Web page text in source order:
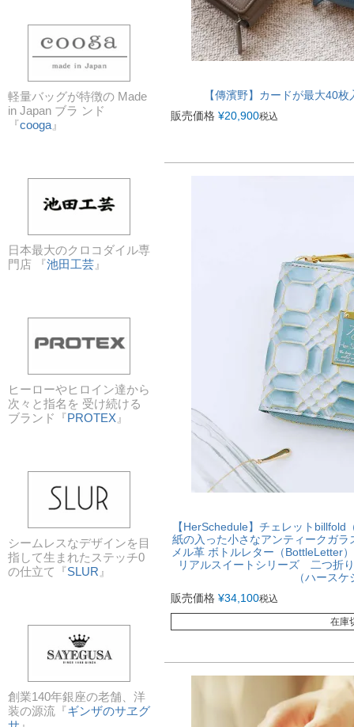
軽量バッグが特徴の Made
in Japan ブラ ンド
『cooga 』
日本最大のクロコダイル専
門店 『池田工芸 』
ヒーローやヒロイン達から
次々と指名を 受け続ける
ブランド『PROTEX 』
シームレスなデザインを目
指して生まれたステッチ0
の仕立て『SLUR 』
創業140年銀座の老舗、洋
装の源流『ギンザのサヱグ
【傳濱野】カードが最大40
販売価格 ¥20,900税込
【HerSchedule】チェレット
紙の入った小さなアンティークガ
メル革 ボトルレター（BottleLetter
リアルスイートシリーズ 二つ折
（ハース
販売価格 ¥34,100税込
在庫